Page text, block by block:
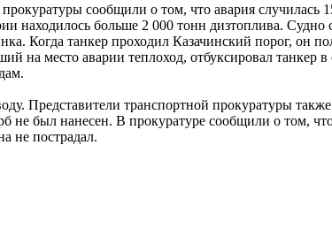
сообщили о том, что авария случилась
находилось больше 2 000 тонн дизтоплива. Судно
Когда танкер проходил Казачинский порог, он
на место аварии теплоход, отбуксировал танкер в
Представители транспортной прокуратуры также
не был нанесен. В прокуратуре сообщили о том,
не пострадал.